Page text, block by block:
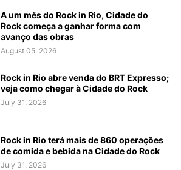
A um mês do Rock in Rio, Cidade do
Rock começa a ganhar forma com
avanço das obras
August 05, 2026
Rock in Rio abre venda do BRT Expresso;
veja como chegar à Cidade do Rock
July 31, 2026
Rock in Rio terá mais de 860 operações
de comida e bebida na Cidade do Rock
July 31, 2026